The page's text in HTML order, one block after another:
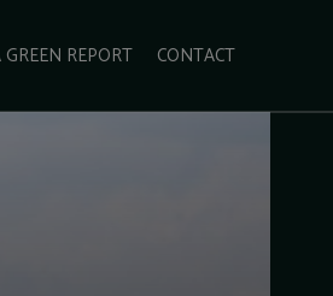
REPORT CONTACT